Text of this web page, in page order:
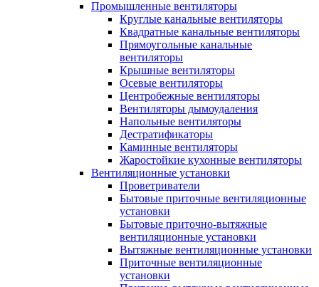
Промышленные вентиляторы
Круглые канальные вентиляторы
Квадратные канальные вентиляторы
Прямоугольные канальные
вентиляторы
Крышные вентиляторы
Осевые вентиляторы
Центробежные вентиляторы
Вентиляторы дымоудаления
Напольные вентиляторы
Дестратификаторы
Каминные вентиляторы
Жаростойкие кухонные вентиляторы
Вентиляционные установки
Проветриватели
Бытовые приточные вентиляционные
установки
Бытовые приточно-вытяжные
вентиляционные установки
Вытяжные вентиляционные установки
Приточные вентиляционные
установки